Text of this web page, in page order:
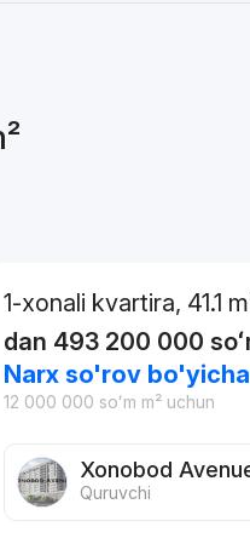
1-xonali kvartira, 41.1
dan 493 200 000
Narx so'rov bo'yicha
12 000 000 soʻm m² uchun
Xonobod
Quruvchi